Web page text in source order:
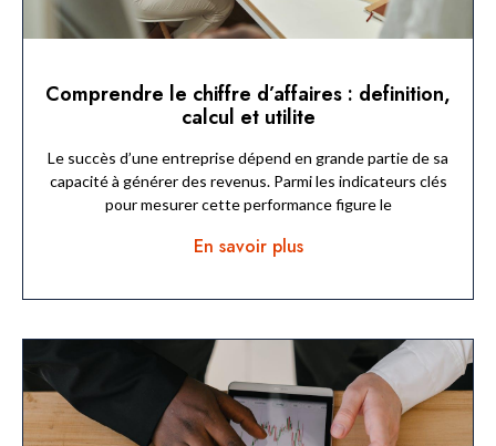
Comprendre le chiffre d’affaires : definition,
calcul et utilite
Le succès d’une entreprise dépend en grande partie de sa
capacité à générer des revenus. Parmi les indicateurs clés
pour mesurer cette performance figure le
En savoir plus